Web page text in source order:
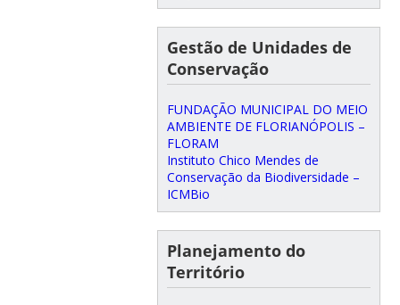
Gestão de Unidades de
Conservação
FUNDAÇÃO MUNICIPAL DO MEIO
AMBIENTE DE FLORIANÓPOLIS –
FLORAM
Instituto Chico Mendes de
Conservação da Biodiversidade –
ICMBio
Planejamento do
Território